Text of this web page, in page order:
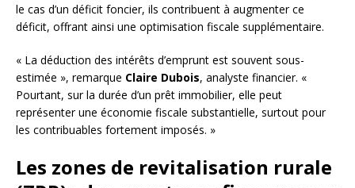
le cas d’un déficit foncier, ils contribuent à augmenter ce
déficit, offrant ainsi une optimisation fiscale supplémentaire.
« La déduction des intérêts d’emprunt est souvent sous-
estimée », remarque Claire Dubois, analyste financier. «
Pourtant, sur la durée d’un prêt immobilier, elle peut
représenter une économie fiscale substantielle, surtout pour
les contribuables fortement imposés. »
Les zones de revitalisation rurale